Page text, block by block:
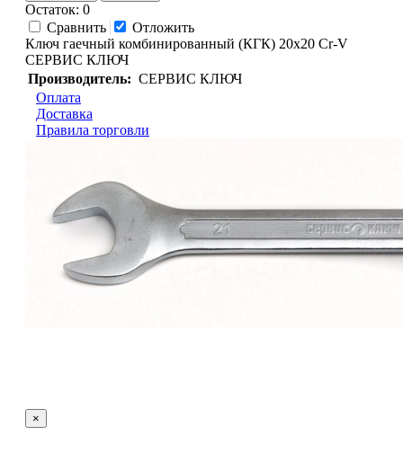
Остаток: 0
Сравнить
Отложить
Ключ гаечный комбинированный (КГК) 20х20 Cr-V
СЕРВИС КЛЮЧ
Производитель: СЕРВИС КЛЮЧ
Оплата
Доставка
Правила торговли
×